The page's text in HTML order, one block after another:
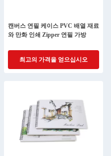
캔버스 연필 케이스 PVC 배열 재료
와 만화 인쇄 Zipper 연필 가방
최고의 가격을 얻으십시오